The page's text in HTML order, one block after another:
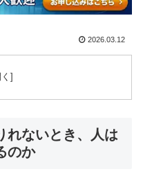
2026.03.12
れないとき、人は
のか